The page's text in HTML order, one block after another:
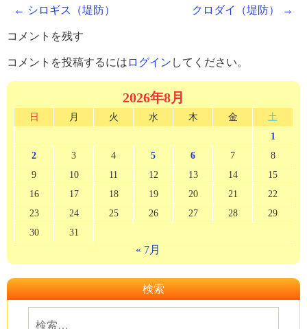
← シロギス（堤防） クロダイ（堤防） →
コメントを残す
コメントを投稿するには ログイン してください。
2026年8月
日 月 火 水 木 金
土
1
2
3 4 5 6 7
8
9
10 11 12 13 14
15
16
17 18 19 20 21
22
23
24 25 26 27 28
29
30
31
« 7月
検索